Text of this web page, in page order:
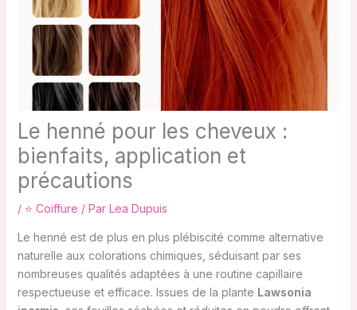
Le henné pour les cheveux :
bienfaits, application et
précautions
/ ⭐ Coiffure / Par Lea Dupuis
Le henné est de plus en plus plébiscité comme alternative
naturelle aux colorations chimiques, séduisant par ses
nombreuses qualités adaptées à une routine capillaire
respectueuse et efficace. Issues de la plante Lawsonia